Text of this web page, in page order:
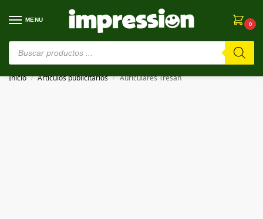
MENU
0
⚠️ Estamos en pruebas. Si algo falla, ¡Perdón!⚠️
Inicio / Artículos publicitarios / Auriculares Tresan